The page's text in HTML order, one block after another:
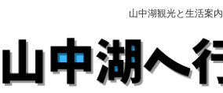
山中湖観光と生活案内